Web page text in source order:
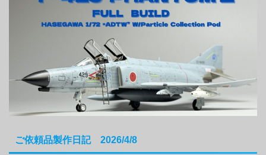
ご依頼品製作日記 2026/4/8